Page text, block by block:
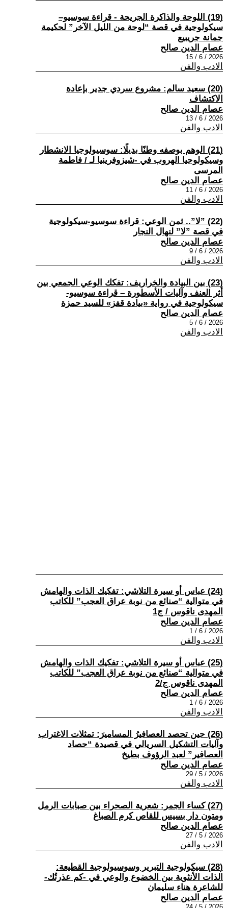
(19) اللوحة والذاكرة الجريحة - قراءة سوسيو–
سيكولوجية في قصة “لوحة من الليل الآخر” لحكيمة
جمانة جريبيع
عصام الدين صالح
2026 / 6 / 15
الادب والفن
(20) سعيد سالم: مشروع سردي جدير بإعادة
الاكتشاف
عصام الدين صالح
2026 / 6 / 13
الادب والفن
(21) الوهم بوصفه وطنًا بديلًا: سوسيولوجيا الانشطار
وسيكولوجيا الهروب في -شيزوفرينيا لـ / فاطمة
المرسى
عصام الدين صالح
2026 / 6 / 11
الادب والفن
(22) ”لا”.. ثمن الوعي: قراءة سوسيو-سيكولوجية
في قصة ”لا” لنهال النجار
عصام الدين صالح
2026 / 6 / 9
الادب والفن
(23) بين البيادة والخراريف: تفكك الوعي الجمعي بين
أثر العنف وآليات الأسطورة – قراءة سوسيو-
سيكولوجية في رواية «بيادة قفز» للسيد حمزة
عصام الدين صالح
2026 / 6 / 5
الادب والفن
(24) عباس أو سيرة التلاشي: تفكيك الذات والهامش
في متوالية “صنائع من نوبة عراق العجب” للكاتب
المهدى ناقوس / ج1
عصام الدين صالح
2026 / 6 / 1
الادب والفن
(25) عباس أو سيرة التلاشي: تفكيك الذات والهامش
في متوالية “صنائع من نوبة عراق العجب” للكاتب
المهدى ناقوس ج/2
عصام الدين صالح
2026 / 6 / 1
الادب والفن
(26) حين تحصد العصافيرُ المساميرَ: تمثلات الاغتراب
وآليات التشكيل السريالي في قصيدة “حصاد
العصافير” لعبد الرؤوف بطيخ
عصام الدين صالح
2026 / 5 / 29
الادب والفن
(27) كساء الجمر: شعرية الصحراء بين صبابات الرمل
ومتون دار بسيس للقاص كرم الصباغ
عصام الدين صالح
2026 / 5 / 27
الادب والفن
(28) سيكولوجية التبرير وسوسيولوجية القطيعة:
الذات الأنثوية بين الخضوع والوعي في -كم عذرتُك-
للشاعرة هناء سليمان
عصام الدين صالح